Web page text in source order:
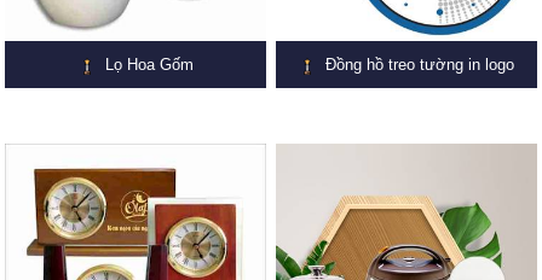
Lọ Hoa Gốm Đồng hồ treo tường in logo